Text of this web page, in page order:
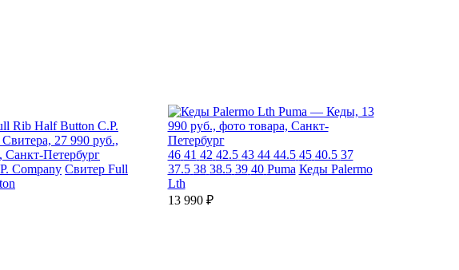
Company Свитер Full
46 41 42 42.5 43 44 44.5 45 40.5 37
37.5 38 38.5 39 40 Puma Кеды Palermo
Lth
13 990 ₽